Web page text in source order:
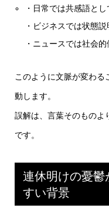
・日常では共感語と
・ビジネスでは状態
・ニュースでは社会
このように文脈が変わる
動します。
誤解は、言葉そのものよ
です。
連休明けの憂鬱
すい背景